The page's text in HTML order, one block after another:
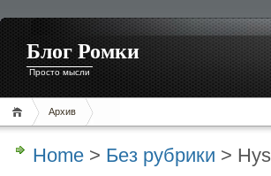
Блог Ромки
Просто мысли
Архив
Home > Без рубрики >